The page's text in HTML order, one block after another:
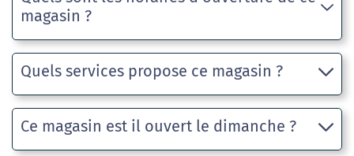
magasin ?
Quels services propose ce magasin ?
Ce magasin est il ouvert le dimanche ?